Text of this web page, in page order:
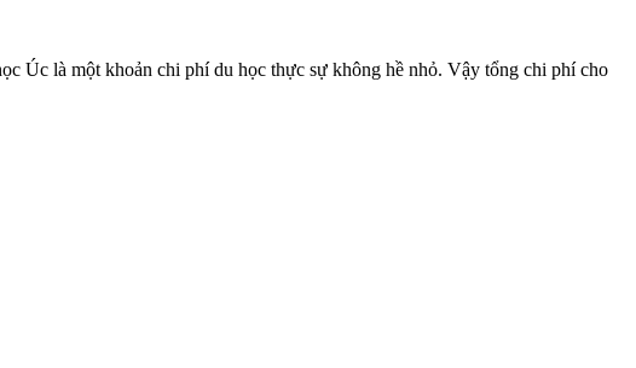
Úc là một khoản chi phí du học thực sự không hề nhỏ. Vậy tổng chi phí cho